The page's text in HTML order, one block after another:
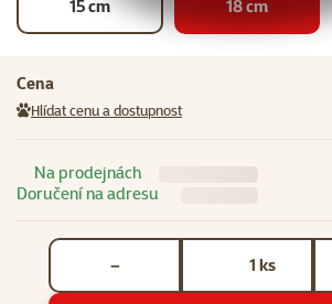
15 cm 18 cm
Cena
Hlídat cenu a dostupnost
Na prodejnách
Doručení na adresu
ks
−